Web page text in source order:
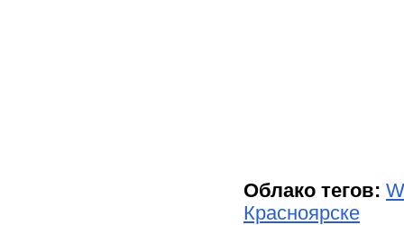
Облако тегов:
Красноярске